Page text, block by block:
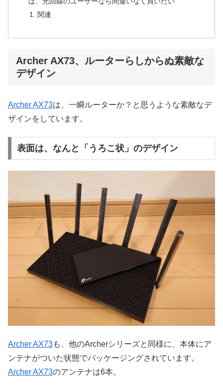
関連
Archer AX73、ルーターらしからぬ素敵な
デザイン
Archer AX73は、一瞬ルーターか？と思うような素敵なデ
ザインをしています。
表面は、なんと「うろこ状」のデザイン
Archer AX73も、他のArcherシリーズと同様に、本体にア
ンテナがついた状態でパッケージングされています。
Archer AX73のアンテナは6本。